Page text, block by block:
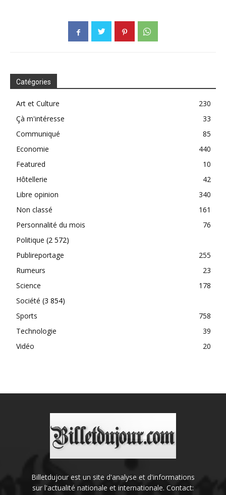
Catégories
Art et Culture
230
Çà m'intéresse
33
Communiqué
85
Economie
440
Featured
10
Hôtellerie
42
Libre opinion
340
Non classé
161
Personnalité du mois
76
Politique (2 572)
Publireportage
255
Rumeurs
23
Science
178
Société (3 854)
Sports
758
Technologie
39
Vidéo
20
Billetdujour est un site d'analyse et d'informations
sur l'actualité nationale et internationale. Contact: